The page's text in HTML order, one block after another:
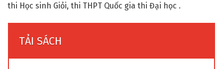
thi Học sinh Giỏi, thi THPT Quốc gia thi Đại học .
TẢI SÁCH